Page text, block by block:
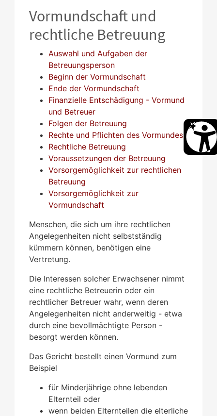
Vormundschaft und
rechtliche Betreuung
Auswahl und Aufgaben der
Betreuungsperson
Beginn der Vormundschaft
Ende der Vormundschaft
Finanzielle Entschädigung - Vormund
und Betreuer
Folgen der Betreuung
Rechte und Pflichten des Vormundes
Rechtliche Betreuung
Voraussetzungen der Betreuung
Vorsorgemöglichkeit zur rechtlichen
Betreuung
Vorsorgemöglichkeit zur
Vormundschaft
Menschen, die sich um ihre rechtlichen
Angelegenheiten nicht selbstständig
kümmern können, benötigen eine
Vertretung.
Die Interessen solcher Erwachsener nimmt
eine rechtliche Betreuerin oder ein
rechtlicher Betreuer wahr, wenn deren
Angelegenheiten nicht anderweitig - etwa
durch eine bevollmächtigte Person -
besorgt werden können.
Das Gericht bestellt einen Vormund zum
Beispiel
für Minderjährige ohne lebenden
Elternteil oder
wenn beiden Elternteilen die elterliche